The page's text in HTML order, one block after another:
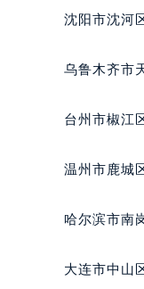
沈阳市沈河
乌鲁木齐市
台州市椒江
温州市鹿城
哈尔滨市南
大连市中山